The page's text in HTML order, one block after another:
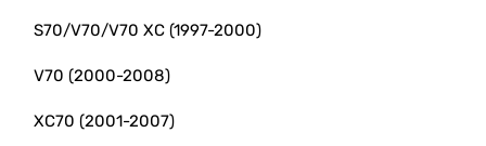
S70/V70/V70 XC (1997-2000)
V70 (2000-2008)
XC70 (2001-2007)